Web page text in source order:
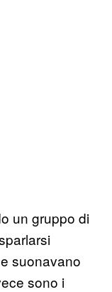
un gruppo di
suonavano
sono i